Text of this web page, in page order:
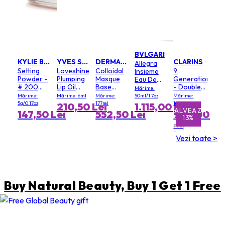
KYLIE BY KYLIE JENNER
Setting
Powder -
# 200
Soft Pink
Mărime:
5g/0.17oz
147,50 Lei
YVES SAINT LAURENT
Loveshine
Plumping
Lip Oil
Gloss - #
3 Mellow
Mallow
Mărime: 6ml
210,50 Lei
DERMALOGICA
Colloidal
Masque
Base
(Salon
Size)
Mărime:
177ml
552,50 Lei
BVLGARI
Allegra
Insieme
Eau De
Parfum
Mărime:
50ml/1.7oz
1.115,00 LeiSALVEAZĂ
1%
SALVEAZĂ
13%
CLARINS
9
Generation
- Double
Serum
Light
Texture
Mărime:
100ml
999,00
Preț
Recomandat
1.147,50 Lei
Vezi toate >
Buy Natural Beauty, Buy 1 Get 1 Free